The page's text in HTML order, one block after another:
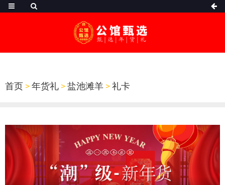
首页 >年货礼 >盐池滩羊 >礼卡